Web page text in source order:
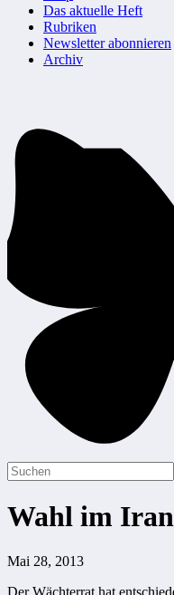
Das aktuelle Heft
Rubriken
Newsletter abonnieren
Archiv
Wahl im Iran
Mai 28, 2013
Der Wächterrat hat